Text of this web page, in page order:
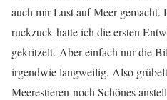
auch mir Lust auf Meer gemacht.
ruckzuck hatte ich die ersten
gekritzelt. Aber einfach nur die
irgendwie langweilig. Also
Meerestieren noch Schönes